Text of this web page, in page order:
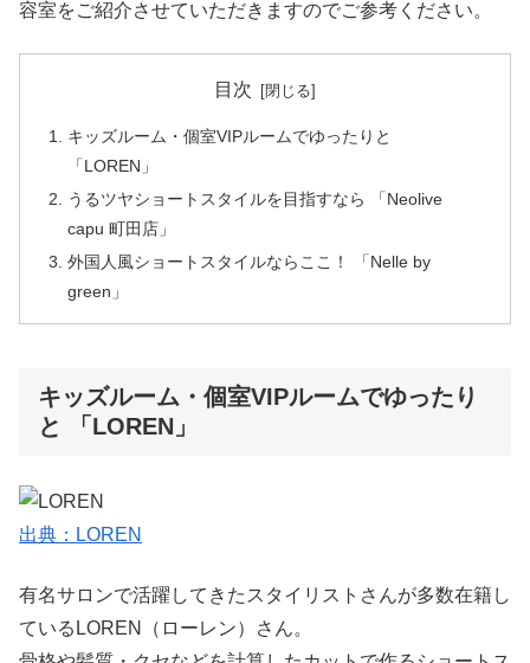
容室をご紹介させていただきますのでご参考ください。
目次
キッズルーム・個室VIPルームでゆったりと
「LOREN」
うるツヤショートスタイルを目指すなら 「Neolive
capu 町田店」
外国人風ショートスタイルならここ！ 「Nelle by
green」
キッズルーム・個室VIPルームでゆったり
と 「LOREN」
出典：LOREN
有名サロンで活躍してきたスタイリストさんが多数在籍し
ているLOREN（ローレン）さん。